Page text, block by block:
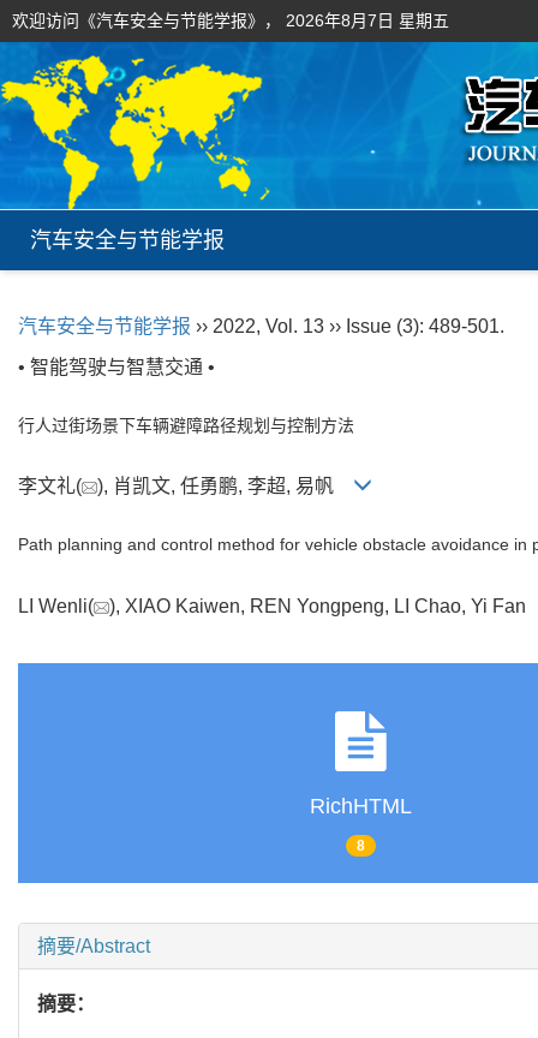
欢迎访问《汽车安全与节能学报》， 2026年8月7日 星期五
汽车安全与节能学报
汽车安全与节能学报 ›› 2022, Vol. 13 ›› Issue (3): 489-501.
• 智能驾驶与智慧交通 •
行人过街场景下车辆避障路径规划与控制方法
李文礼( ), 肖凯文, 任勇鹏, 李超, 易帆
Path planning and control method for vehicle obstacle avoidance in
LI Wenli( ), XIAO Kaiwen, REN Yongpeng, LI Chao, Yi
RichHTML
8
摘要/Abstract
摘要：